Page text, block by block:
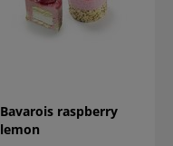
Bavarois raspberry
lemon